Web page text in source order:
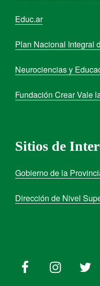
Educ.ar
Plan Nacional Integral
Neurociencias y
Fundación Crear Vale
Sitios de
Gobierno de la
Dirección de Nivel